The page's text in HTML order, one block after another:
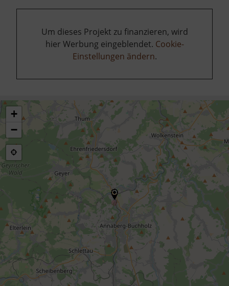
Um dieses Projekt zu finanzieren, wird
hier Werbung eingeblendet. Cookie-
Einstellungen ändern.
+
−